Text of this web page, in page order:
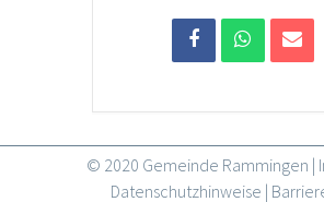
© 2020 Gemeinde Rammingen |
Datenschutzhinweise |